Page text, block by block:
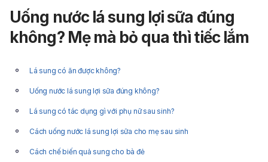
Uống nước lá sung lợi sữa đúng
không? Mẹ mà bỏ qua thì tiếc lắm
Lá sung có ăn được không?
Uống nước lá sung lợi sữa đúng không?
Lá sung có tác dụng gì với phụ nữ sau sinh?
Cách uống nước lá sung lợi sữa cho mẹ sau sinh
Cách chế biến quả sung cho bà đẻ